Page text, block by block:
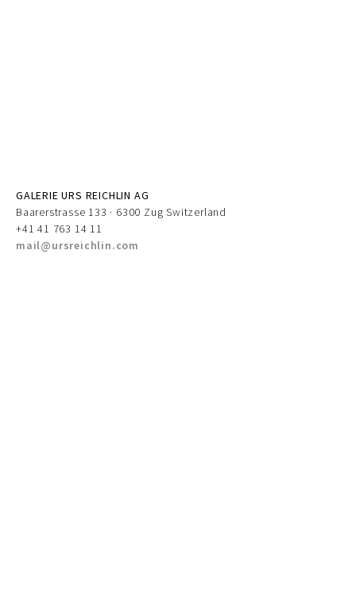
GALERIE URS REICHLIN AG
Baarerstrasse 133 · 6300 Zug Switzerland
+41 41 763 14 11
mail@ursreichlin.com